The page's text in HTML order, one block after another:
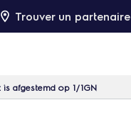
Trouver un partenaire
afgestemd op 1/1GN